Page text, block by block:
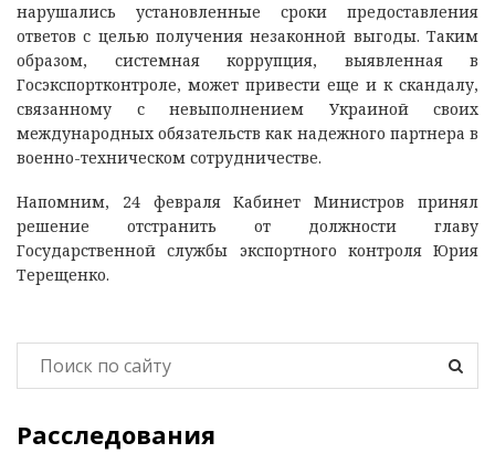
нарушались установленные сроки предоставления
ответов с целью получения незаконной выгоды. Таким
образом, системная коррупция, выявленная в
Госэкспортконтроле, может привести еще и к скандалу,
связанному с невыполнением Украиной своих
международных обязательств как надежного партнера в
военно-техническом сотрудничестве.
Напомним, 24 февраля Кабинет Министров принял
решение отстранить от должности главу
Государственной службы экспортного контроля Юрия
Терещенко.
Расследования